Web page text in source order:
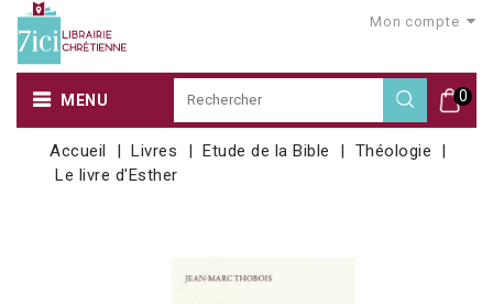
Mon compte
0
MENU
Accueil Livres Etude de la Bible
Théologie
Le livre d'Esther